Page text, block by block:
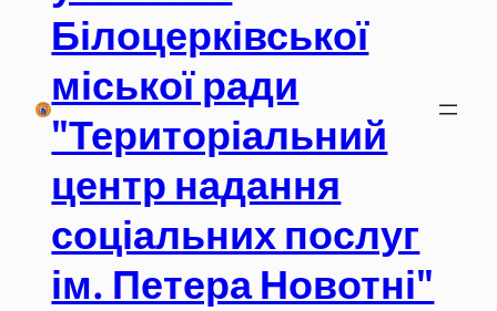
Білоцерківської
міської ради
"Територіальний
центр надання
соціальних послуг
ім. Петера Новотні"